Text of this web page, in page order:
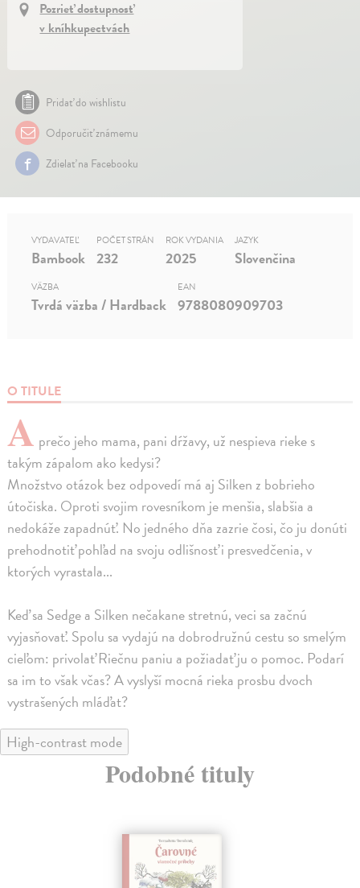
Pozrieť dostupnosť
v kníhkupectvách
Pridať do wishlistu
Odporučiť známemu
Zdielať na Facebooku
O TITULE
A prečo jeho mama, pani dŕžavy, už nespieva rieke s
takým zápalom ako kedysi?
Množstvo otázok bez odpovedí má aj Silken z bobrieho
útočiska. Oproti svojim rovesníkom je menšia, slabšia a
nedokáže zapadnúť. No jedného dňa zazrie čosi, čo ju donúti
prehodnotiť pohľad na svoju odlišnosť i presvedčenia, v
ktorých vyrastala...
Keď sa Sedge a Silken nečakane stretnú, veci sa začnú
vyjasňovať. Spolu sa vydajú na dobrodružnú cestu so smelým
cieľom: privolať Riečnu paniu a požiadať ju o pomoc. Podarí
sa im to však včas? A vyslyší mocná rieka prosbu dvoch
vystrašených mláďat?
VYDAVATEĽ
Bambook
POČET STRÁN
232
ROK VYDANIA
2025
JAZYK
Slovenčina
VÄZBA
Tvrdá väzba / Hardback
EAN
9788080909703
High-contrast mode
Podobné tituly